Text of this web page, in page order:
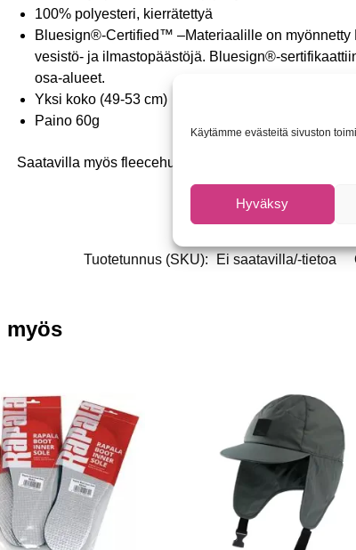
Käytämme evästeitä sivuston
Hyväksy
100% polyesteri, kierrätettyä
Bluesign®-Certified™ –Materiaalille on
vesistö- ja ilmastopäästöjä. Bluesign®-
osa-alueet.
Yksi koko (49-53 cm)
Paino 60g
Saatavilla myös fleecehuivi tuotteessa
Tuotetunnus (SKU): Ei saatavilla/-tietoa
myös